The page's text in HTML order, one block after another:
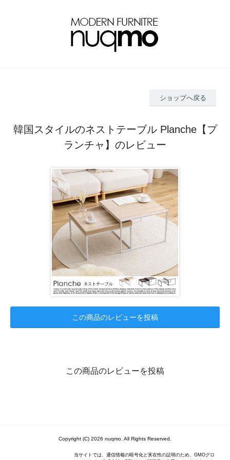
ショップへ戻る
韓国スタイルのネストテーブル Planche【プ
ランチャ】のレビュー
この商品のレビューを投稿
この商品のレビューを投稿
Copyright (C) 2026 nuqmo. All Rights Reserved.
当サイトでは、通信情報の暗号化と実在性の証明のため、GMOグロ